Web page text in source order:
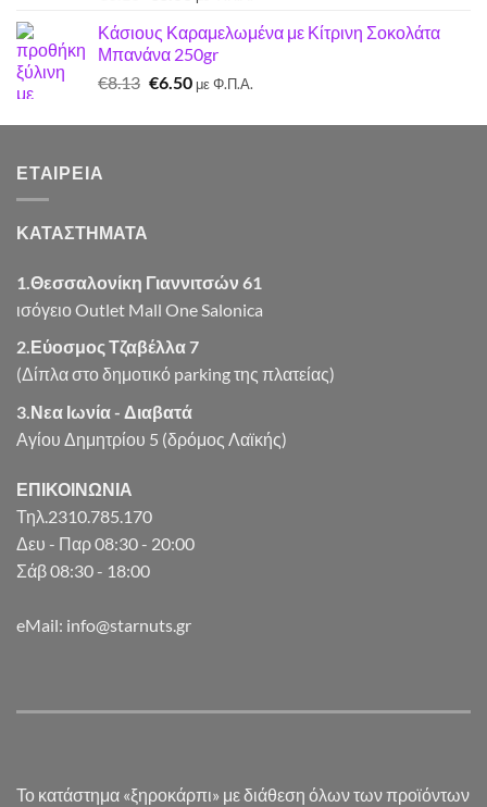
was:
€6.10.
τιμή
είναι:
€6.00.
Κάσιους Καραμελωμένα με Κίτρινη Σοκολάτα
Μπανάνα 250gr
€8.13 Original
was:
€6.50Η
τιμή
με Φ.Π.Α.
ΕΤΑΙΡΕΊΑ
ΚΑΤΑΣΤΗΜΑΤΑ
1.Θεσσαλονίκη Γιαννιτσών 61
ισόγειο Outlet Mall One Salonica
2.Εύοσμος Τζαβέλλα 7
(Δίπλα στο δημοτικό parking της πλατείας)
3.Νεα Ιωνία - Διαβατά
Αγίου Δημητρίου 5 (δρόμος Λαϊκής)
ΕΠΙΚΟΙΝΩΝΙΑ
Τηλ.2310.785.170
Δευ - Παρ 08:30 - 20:00
Σάβ 08:30 - 18:00
eMail: info@starnuts.gr
Το κατάστημα «ξηροκάρπι» με διάθεση όλων των προϊόντων